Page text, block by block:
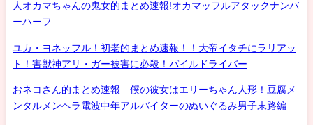
人オカマちゃんの鬼女的まとめ速報!オカマッフルアタックナンバ
ーハーフ
ユカ・ヨネッフル！初老的まとめ速報！！大帝イタチにラリアッ
ト！害獣神アリ・ガー被害に必殺！パイルドライバー
おネコさん的まとめ速報 僕の彼女はエリーちゃん人形！豆腐メ
ンタルメンヘラ電波中年アルバイターのぬいぐるみ男子末路編